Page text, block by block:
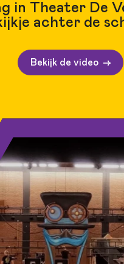
in Theater De
achter de
Bekijk de video